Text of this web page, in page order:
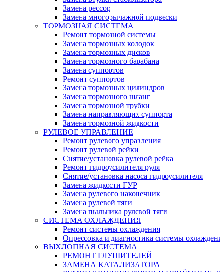
Замена рессор
Замена многорычажной подвески
ТОРМОЗНАЯ СИСТЕМА
Ремонт тормозной системы
Замена тормозных колодок
Замена тормозных дисков
Замена тормозного барабана
Замена суппортов
Ремонт суппортов
Замена тормозных цилиндров
Замена тормозного шланг
Замена тормозной трубки
Замена направляющих суппорта
Замена тормозной жидкости
РУЛЕВОЕ УПРАВЛЕНИЕ
Ремонт рулевого управления
Ремонт рулевой рейки
Снятие/установка рулевой рейка
Ремонт гидроусилителя руля
Снятие/установка насоса гидроусилителя
Замена жидкости ГУР
Замена рулевого наконечник
Замена рулевой тяги
Замена пыльника рулевой тяги
СИСТЕМА ОХЛАЖДЕНИЯ
Ремонт системы охлаждения
Опрессовка и диагностика системы
ВЫХЛОПНАЯ СИСТЕМА
РЕМОНТ ГЛУШИТЕЛЕЙ
ЗАМЕНА КАТАЛИЗАТОРА